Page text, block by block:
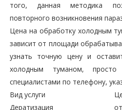
того, данная методика
повторного возникновения
Цена на обработку холодным
зависит от площади
узнать точную цену и
холодным туманом,
специалистами по телефону,
Вид услуги
Дератизация